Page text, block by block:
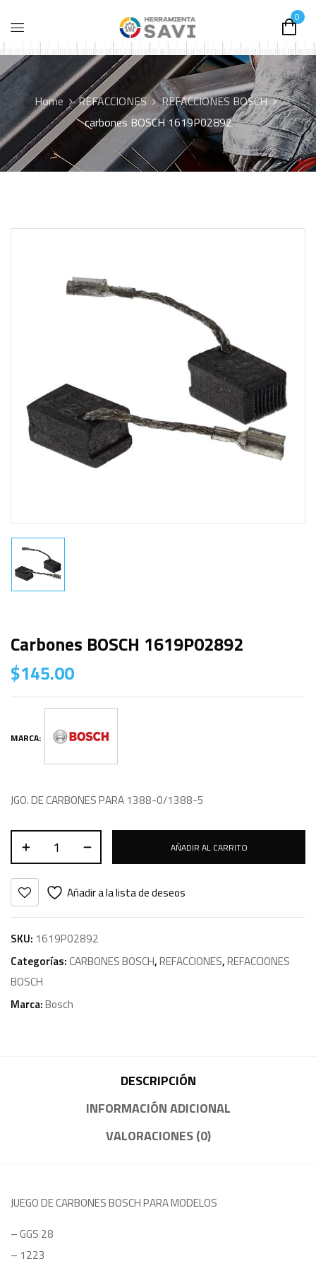
0
Home REFACCIONES
REFACCIONES BOSCH
carbones BOSCH 1619P02892
Carbones BOSCH 1619P02892
$145.00
MARCA:
JGO. DE CARBONES PARA 1388-0/1388-5
AÑADIR AL CARRITO
Añadir a la lista de deseos
SKU: 1619P02892
Categorías:CARBONES BOSCH,REFACCIONES,REFACCIONES
BOSCH
Marca:Bosch
DESCRIPCIÓN
INFORMACIÓN ADICIONAL
VALORACIONES (0)
JUEGO DE CARBONES BOSCH PARA MODELOS
– GGS 28
– 1223